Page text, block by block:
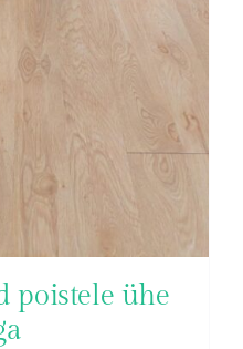
poistele ühe